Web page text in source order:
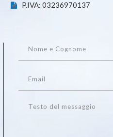
P.IVA: 03236970137